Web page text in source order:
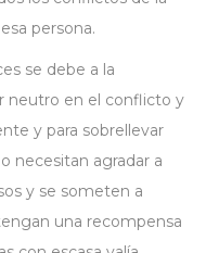
persona.
se debe a la
neutro en el conflicto y
y para sobrellevar
necesitan agradar a
y se someten a
una recompensa